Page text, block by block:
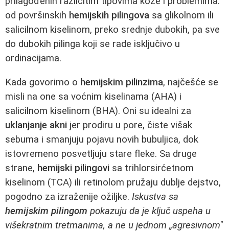
od površinskih hemijskih pilingova sa glikolnom ili
salicilnom kiselinom, preko srednje dubokih, pa sve
do dubokih pilinga koji se rade isključivo u
ordinacijama.
Kada govorimo o hemijskim pilinzima, najčešće se
misli na one sa voćnim kiselinama (AHA) i
salicilnom kiselinom (BHA). Oni su idealni za
uklanjanje akni jer prodiru u pore, čiste višak
sebuma i smanjuju pojavu novih bubuljica, dok
istovremeno posvetljuju stare fleke. Sa druge
strane, hemijski pilingovi sa trihlorsirćetnom
kiselinom (TCA) ili retinolom pružaju dublje dejstvo,
pogodno za izraženije ožiljke. Iskustva sa
hemijskim pilingom pokazuju da je ključ uspeha u
višekratnim tretmanima, a ne u jednom „agresivnom"